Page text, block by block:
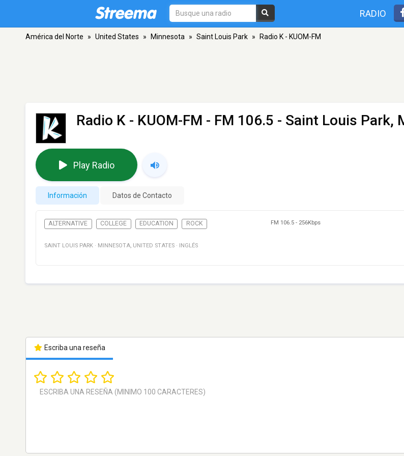
RADIO
América del Norte » United States » Minnesota » Saint Louis Park » Radio K - KUOM-FM
Radio K - KUOM-FM - FM 106.5 - Saint Louis Park,
Play Radio
Información Datos de Contacto
ALTERNATIVE COLLEGE EDUCATION ROCK FM 106.5 - 256Kbps
SAINT LOUIS PARK · MINNESOTA, UNITED STATES · INGLÉS
Escriba una reseña